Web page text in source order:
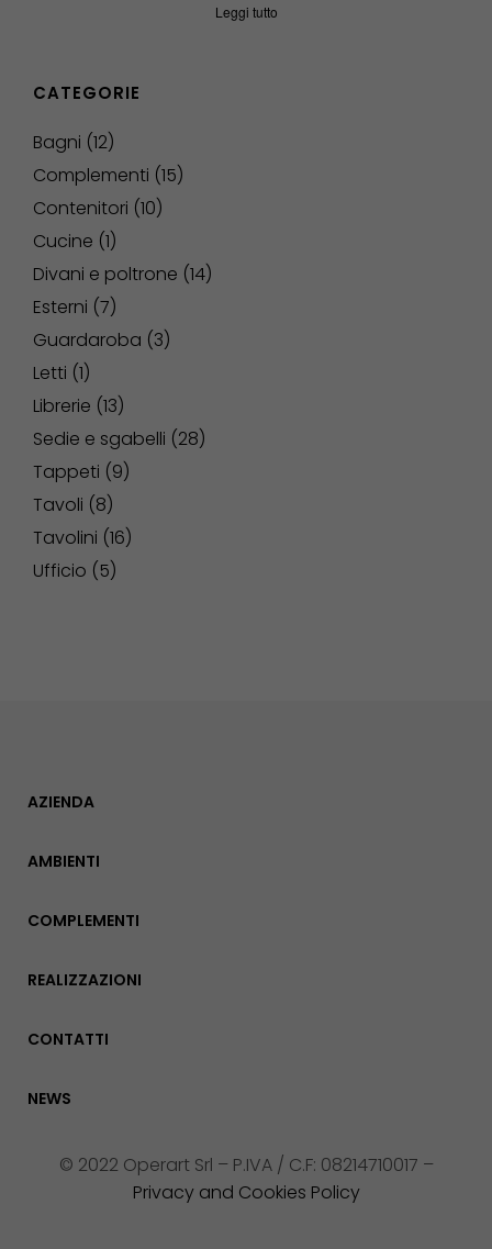
Leggi tutto
CATEGORIE
Bagni 12
Complementi 15
Contenitori 10
Cucine 1
Divani e poltrone 14
Esterni 7
Guardaroba 3
Letti 1
Librerie 13
Sedie e sgabelli 28
Tappeti 9
Tavoli 8
Tavolini 16
Ufficio
5
AZIENDA
AMBIENTI
COMPLEMENTI
REALIZZAZIONI
CONTATTI
NEWS
© 2022 Operart Srl – P.IVA / C.F: 08214710017 –
Privacy and Cookies Policy